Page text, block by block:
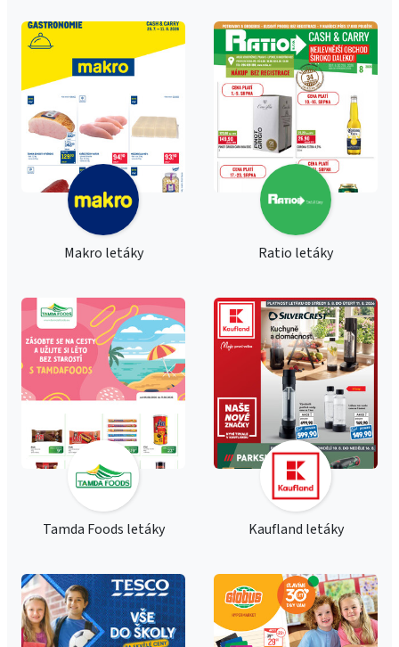
Makro letáky Ratio letáky
Tamda Foods letáky Kaufland letáky